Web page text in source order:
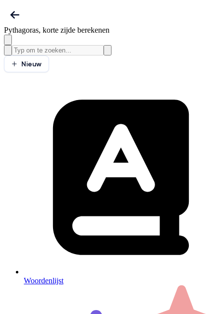
Pythagoras, korte zijde berekenen
Nieuw
Woordenlijst